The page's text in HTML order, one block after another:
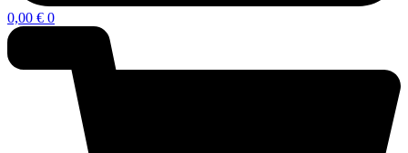
0,00 € 0